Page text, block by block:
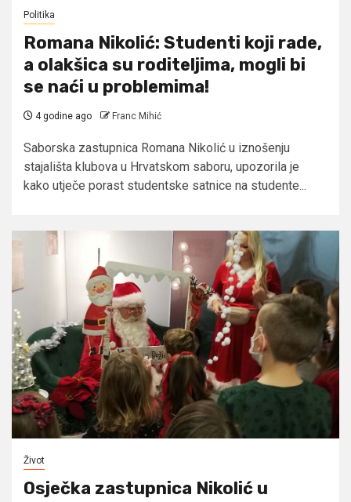
Politika
Romana Nikolić: Studenti koji rade,
a olakšica su roditeljima, mogli bi
se naći u problemima!
4 godine ago Franc Mihić
Saborska zastupnica Romana Nikolić u iznošenju
stajališta klubova u Hrvatskom saboru, upozorila je
kako utječe porast studentske satnice na studente...
Život
Osječka zastupnica Nikolić u